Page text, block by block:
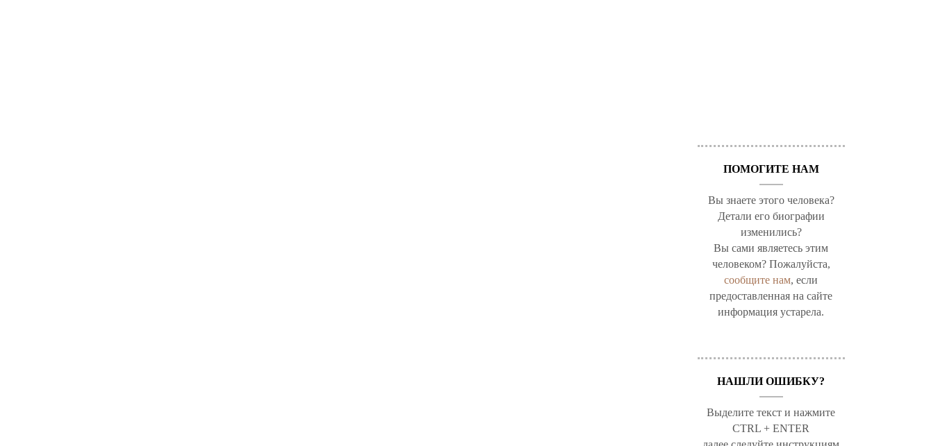
ПОМОГИТЕ НАМ
Вы знаете этого человека?
Детали его биографии
изменились?
Вы сами являетесь этим
человеком? Пожалуйста,
сообщите нам, если
предоставленная на сайте
информация устарела.
НАШЛИ ОШИБКУ?
Выделите текст и нажмите
CTRL + ENTER